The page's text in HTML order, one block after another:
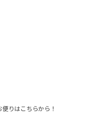
りはこちらから！